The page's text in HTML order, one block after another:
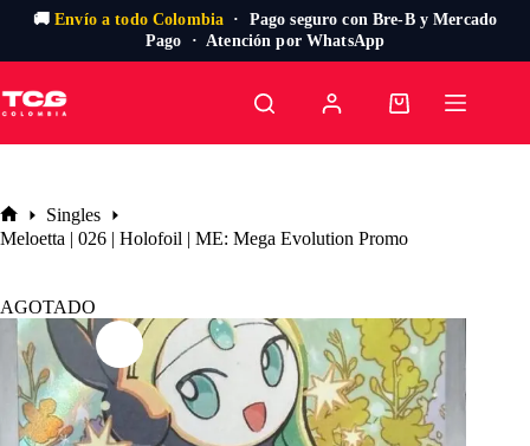
🚚Envío a todo Colombia · Pago seguro con Bre-B y Mercado
Pago · Atención por WhatsApp
al
contenido
Carro
Inicio
Singles
Meloetta | 026 | Holofoil | ME: Mega Evolution Promo
AGOTADO